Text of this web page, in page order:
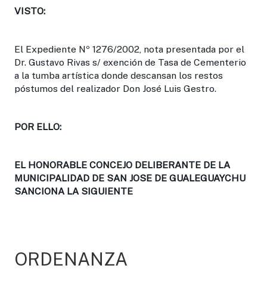
VISTO:
El Expediente Nº 1276/2002, nota presentada por el
Dr. Gustavo Rivas s/ exención de Tasa de Cementerio
a la tumba artística donde descansan los restos
póstumos del realizador Don José Luis Gestro.
POR ELLO:
EL HONORABLE CONCEJO DELIBERANTE DE LA
MUNICIPALIDAD DE SAN JOSE DE GUALEGUAYCHU
SANCIONA LA SIGUIENTE
ORDENANZA